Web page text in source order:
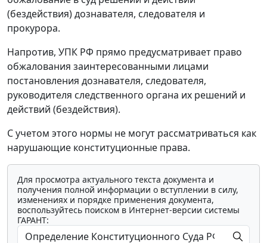
(бездействия) дознавателя, следователя и
прокурора.
Напротив, УПК РФ прямо предусматривает право
обжалования заинтересованными лицами
постановления дознавателя, следователя,
руководителя следственного органа их решений и
действий (бездействия).
С учетом этого нормы не могут рассматриваться как
нарушающие конституционные права.
Для просмотра актуального текста документа и
получения полной информации о вступлении в силу,
изменениях и порядке применения документа,
воспользуйтесь поиском в Интернет-версии системы
ГАРАНТ: